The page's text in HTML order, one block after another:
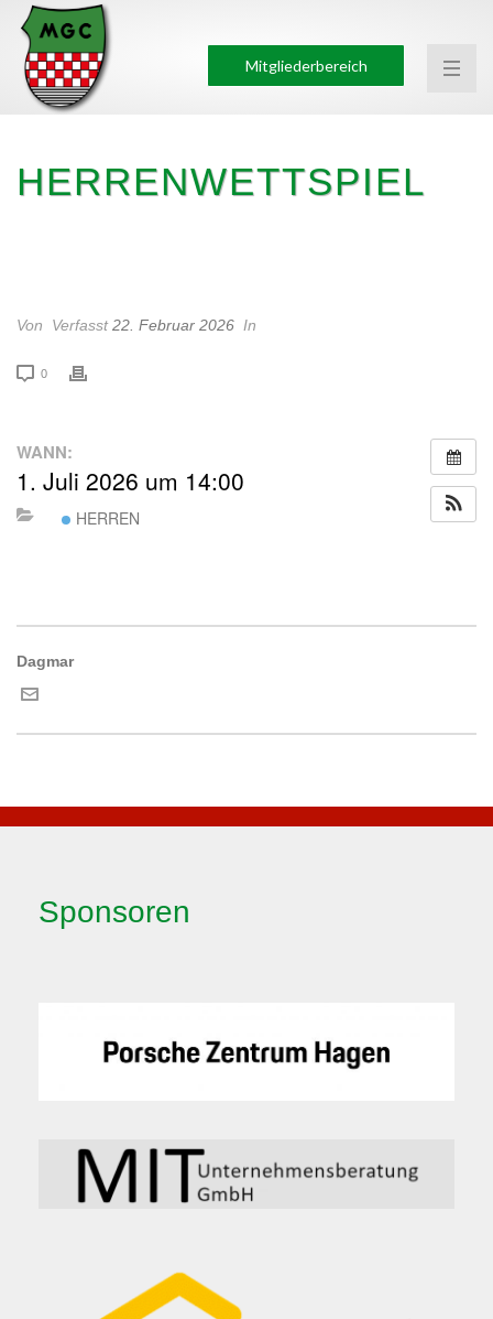
Mitgliederbereich
HERRENWETTSPIEL
Von Verfasst22. Februar 2026 In
0
WANN:
1. Juli 2026 um 14:00
HERREN
Dagmar
Sponsoren